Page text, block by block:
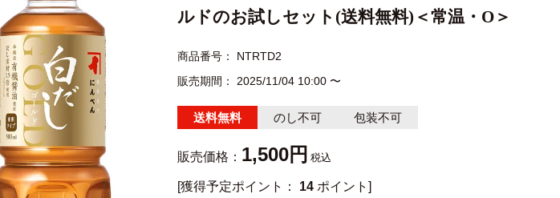
ルドのお試しセット(送料無料)＜常温・O＞
商品番号
NTRTD2
販売期間
2025/11/04 10:00 〜
送料無料 のし不可 包装不可
販売価格： 1,500 税込
[獲得予定ポイント： 14 ポイント]